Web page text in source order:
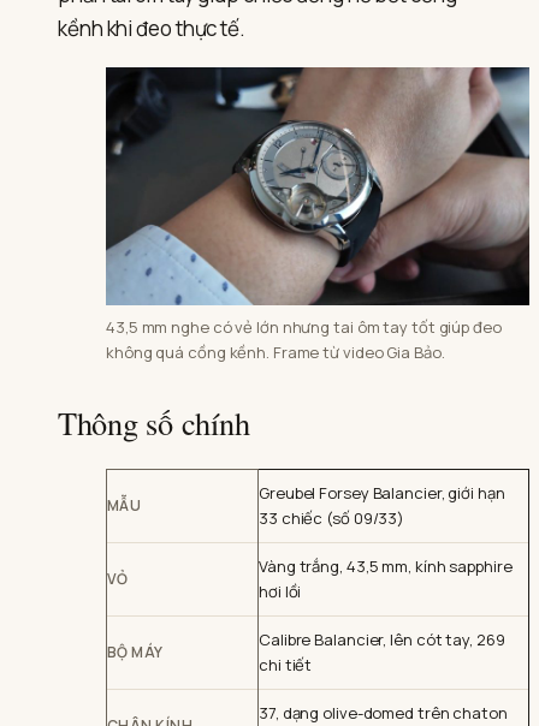
kềnh khi đeo thực tế.
43,5 mm nghe có vẻ lớn nhưng tai ôm tay tốt giúp đeo
không quá cồng kềnh. Frame từ video Gia Bảo.
Thông số chính
MẪU
Greubel Forsey Balancier, giới hạn
33 chiếc (số 09/33)
VỎ
Vàng trắng, 43,5 mm, kính sapphire
hơi lồi
BỘ MÁY
Calibre Balancier, lên cót tay, 269
chi tiết
37, dạng olive-domed trên chaton